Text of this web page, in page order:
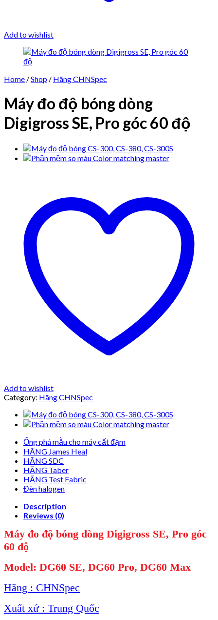
Add to wishlist
Home /Shop / Hãng CHNSpec
Máy đo độ bóng dòng
Digigross SE, Pro góc 60 độ
Add to wishlist
Category: Hãng CHNSpec
Ống phá mẫu cho máy cất đạm
HÃNG James Heal
HÃNG SDC
HÃNG Taber
HÃNG Test Fabric
Đèn halogen
Description
Reviews (0)
Máy đo độ bóng dòng Digigross SE, Pro góc
60 độ
Model: DG60 SE, DG60 Pro, DG60 Max
Hãng : CHNSpec
Xuất xứ : Trung Quốc